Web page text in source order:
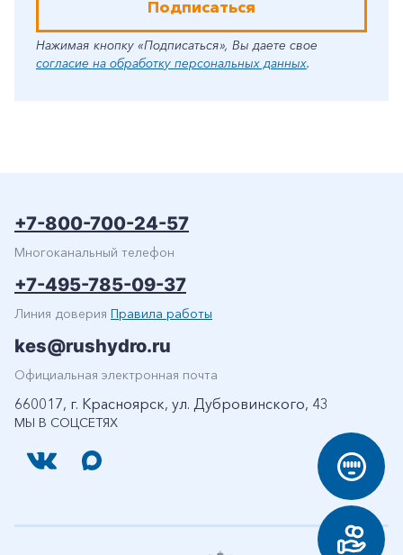
Подписаться
Нажимая кнопку «Подписаться», Вы даете свое
согласие на обработку персональных данных.
МЫ В СОЦСЕТЯХ
+7-800-700-24-57
Многоканальный телефон
+7-495-785-09-37
Линия доверия Правила работы
kes@rushydro.ru
Официальная электронная почта
660017, г. Красноярск, ул. Дубровинского, 43